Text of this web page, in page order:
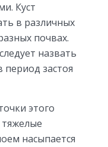
Куст
в различных
почвах.
назвать
период застоя
этого
тяжелые
насыпается